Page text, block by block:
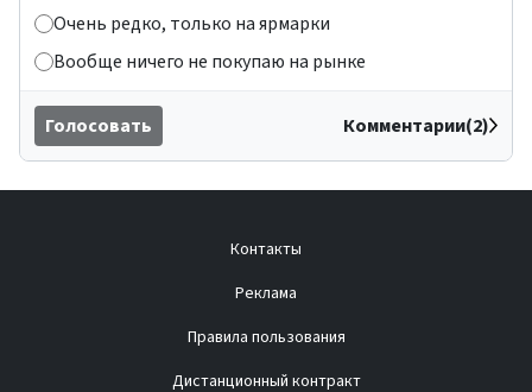
Очень редко, только на ярмарки
Вообще ничего не покупаю на рынке
Голосовать Комментарии(2)
Контакты
Реклама
Правила пользования
Дистанционный контракт